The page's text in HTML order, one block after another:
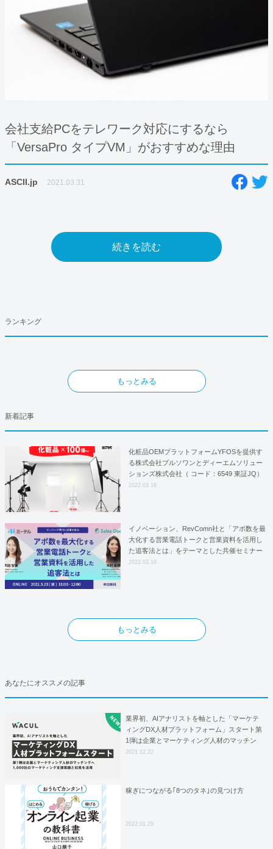
会社支給PCをテレワーク対応にするなら
「VersaPro タイプVM」がおすすめな理由
ASCII.jp 2021.03.31
続きを読む
ランキング
もっとみる
新着記事
化粧品OEMプラットフォームYFOSを提供す
る株式会社プルソワンとディーエムソリュー
ションズ株式会社（ コード：6549 東証JQ）
はYFOSにおけるロジスティクスパートナー
2022.03.16
イノベーション、RevComn社と「アポ数を最
大化する営業電話トークと営業資料を活用し
た追客法とは」をテーマとした共催セミナー
を開催！
2022.03.16
もっとみる
あなたにオススメの記事
業界初、AIアナリストを軸とした「マーケテ
ィングDX人材プラットフォーム」スタート第
1弾は企業とマーケティング人材のマッチン
グへ、1,000社のマーケティング支援実績と知
2021.12.22
稼ぎにつながる｢8つのタネ｣の見つけ方
2022.01.29